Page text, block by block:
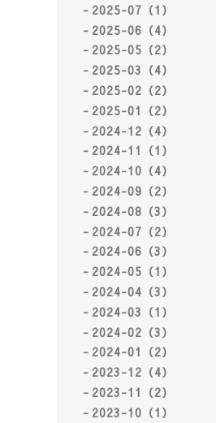
2025-07（1）
2025-06（4）
2025-05（2）
2025-03（4）
2025-02（2）
2025-01（2）
2024-12（4）
2024-11（1）
2024-10（4）
2024-09（2）
2024-08（3）
2024-07（2）
2024-06（3）
2024-05（1）
2024-04（3）
2024-03（1）
2024-02（3）
2024-01（2）
2023-12（4）
2023-11（2）
2023-10（1）